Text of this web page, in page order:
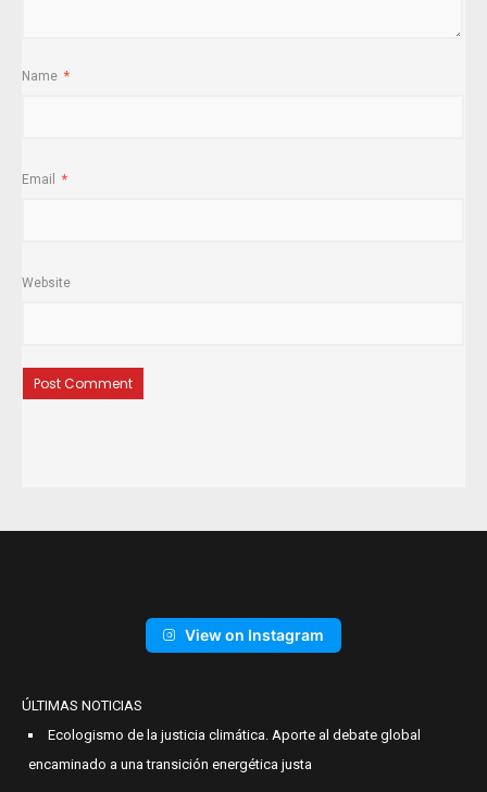
Name *
Email *
Website
View on Instagram
ÚLTIMAS NOTICIAS
Ecologismo de la justicia climática. Aporte al debate global
encaminado a una transición energética justa